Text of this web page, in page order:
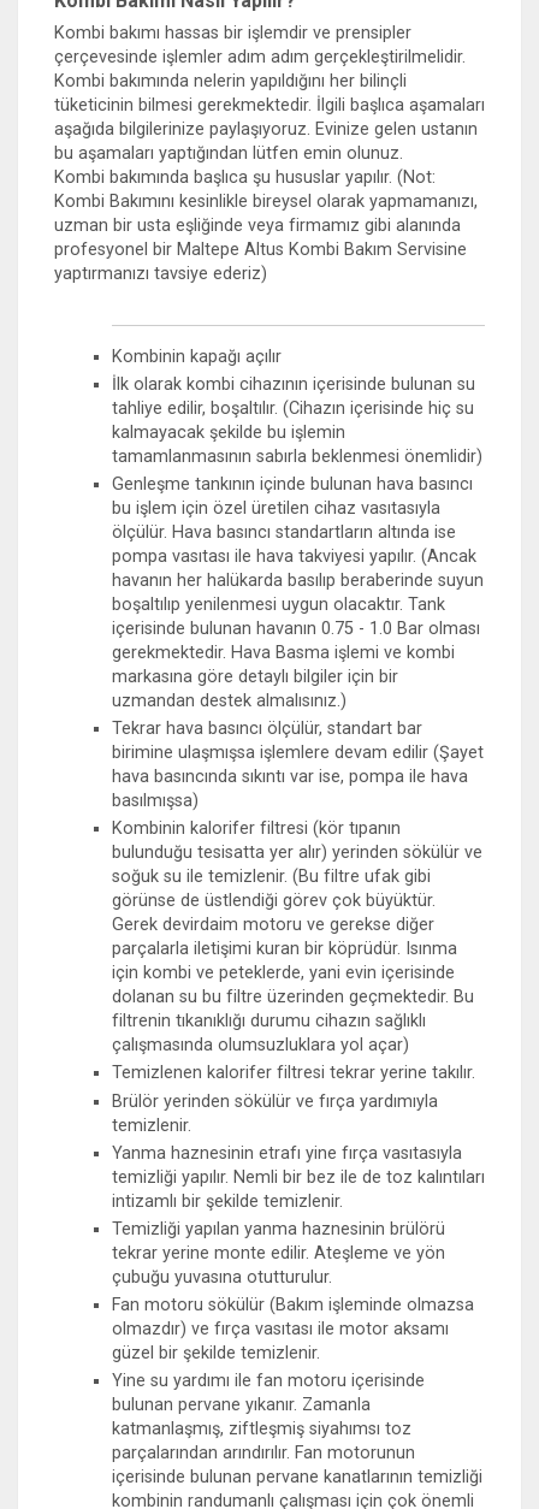
Kombi bakımı hassas bir işlemdir ve prensipler
çerçevesinde işlemler adım adım gerçekleştirilmelidir.
Kombi bakımında nelerin yapıldığını her bilinçli
tüketicinin bilmesi gerekmektedir. İlgili başlıca aşamaları
aşağıda bilgilerinize paylaşıyoruz. Evinize gelen ustanın
bu aşamaları yaptığından lütfen emin olunuz.
Kombi bakımında başlıca şu hususlar yapılır. (Not:
Kombi Bakımını kesinlikle bireysel olarak yapmamanızı,
uzman bir usta eşliğinde veya firmamız gibi alanında
profesyonel bir Maltepe Altus Kombi Bakım Servisine
yaptırmanızı tavsiye ederiz)
Kombinin kapağı açılır
İlk olarak kombi cihazının içerisinde bulunan su
tahliye edilir, boşaltılır. (Cihazın içerisinde hiç su
kalmayacak şekilde bu işlemin
tamamlanmasının sabırla beklenmesi önemlidir)
Genleşme tankının içinde bulunan hava basıncı
bu işlem için özel üretilen cihaz vasıtasıyla
ölçülür. Hava basıncı standartların altında ise
pompa vasıtası ile hava takviyesi yapılır. (Ancak
havanın her halükarda basılıp beraberinde suyun
boşaltılıp yenilenmesi uygun olacaktır. Tank
içerisinde bulunan havanın 0.75 - 1.0 Bar olması
gerekmektedir. Hava Basma işlemi ve kombi
markasına göre detaylı bilgiler için bir
uzmandan destek almalısınız.)
Tekrar hava basıncı ölçülür, standart bar
birimine ulaşmışsa işlemlere devam edilir (Şayet
hava basıncında sıkıntı var ise, pompa ile hava
basılmışsa)
Kombinin kalorifer filtresi (kör tıpanın
bulunduğu tesisatta yer alır) yerinden sökülür ve
soğuk su ile temizlenir. (Bu filtre ufak gibi
görünse de üstlendiği görev çok büyüktür.
Gerek devirdaim motoru ve gerekse diğer
parçalarla iletişimi kuran bir köprüdür. Isınma
için kombi ve peteklerde, yani evin içerisinde
dolanan su bu filtre üzerinden geçmektedir. Bu
filtrenin tıkanıklığı durumu cihazın sağlıklı
çalışmasında olumsuzluklara yol açar)
Temizlenen kalorifer filtresi tekrar yerine takılır.
Brülör yerinden sökülür ve fırça yardımıyla
temizlenir.
Yanma haznesinin etrafı yine fırça vasıtasıyla
temizliği yapılır. Nemli bir bez ile de toz kalıntıları
intizamlı bir şekilde temizlenir.
Temizliği yapılan yanma haznesinin brülörü
tekrar yerine monte edilir. Ateşleme ve yön
çubuğu yuvasına otutturulur.
Fan motoru sökülür (Bakım işleminde olmazsa
olmazdır) ve fırça vasıtası ile motor aksamı
güzel bir şekilde temizlenir.
Yine su yardımı ile fan motoru içerisinde
bulunan pervane yıkanır. Zamanla
katmanlaşmış, ziftleşmiş siyahımsı toz
parçalarından arındırılır. Fan motorunun
içerisinde bulunan pervane kanatlarının temizliği
kombinin randumanlı çalışması için çok önemli